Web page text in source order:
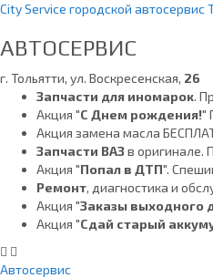
City Service городской автосервис
АВТОСЕРВИС
г. Тольятти, ул. Воскресенская, 26
Запчасти для иномарок.
Акция "С Днем рождения!"
Акция замена масла
Запчасти ВАЗв оригинале.
Акция "Попал в ДТП".
Ремонт, диагностика и
Акция "Заказы выходного
Акция "Сдай старый
Автосервис